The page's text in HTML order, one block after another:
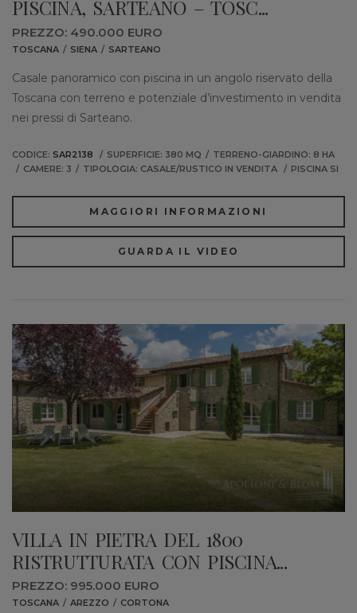
PISCINA, SARTEANO – TOSC...
PREZZO: 490.000 EURO
TOSCANA SIENA SARTEANO
Casale panoramico con piscina in un angolo riservato della
Toscana con terreno e potenziale d’investimento in vendita
nei pressi di Sarteano.
CODICE: SAR2138 SUPERFICIE: 380 MQ
TERRENO-GIARDINO: 8 HA
CAMERE: 3
TIPOLOGIA: CASALE/RUSTICO IN VENDITA PISCINA SI
MAGGIORI INFORMAZIONI
GUARDA IL VIDEO
VILLA IN PIETRA DEL 1800
RISTRUTTURATA CON PISCINA...
PREZZO: 995.000 EURO
TOSCANA AREZZO CORTONA